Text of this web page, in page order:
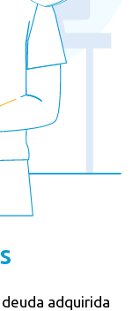
adquirida